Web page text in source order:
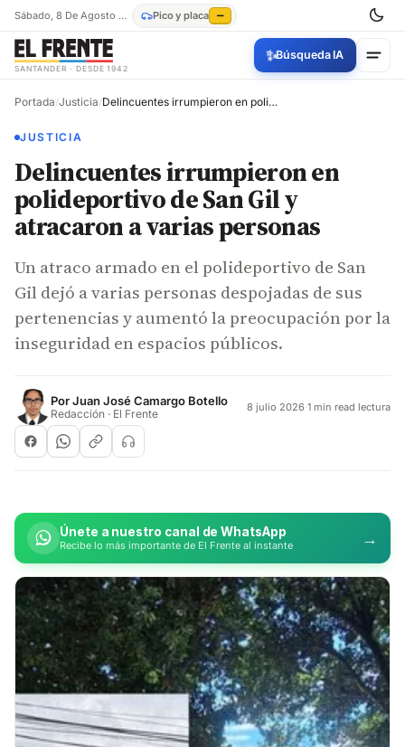
Sábado, 8 De Agosto De 2026 Pico y placa —
SANTANDER · DESDE 1942
✨Búsqueda IA
Portada/Justicia/ Delincuentes irrumpieron en polideportivo de San Gil y atracaron a varias personas
JUSTICIA
Delincuentes irrumpieron en
polideportivo de San Gil y
atracaron a varias personas
Un atraco armado en el polideportivo de San
Gil dejó a varias personas despojadas de sus
pertenencias y aumentó la preocupación por la
inseguridad en espacios públicos.
PorJuan José Camargo Botello
Redacción · El Frente 8 julio 2026·1 min read lectura
Únete a nuestro canal de WhatsApp
Recibe lo más importante de El Frente al instante →